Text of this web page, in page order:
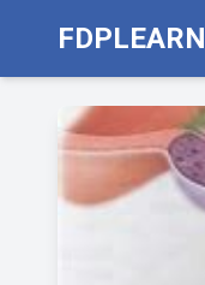
FDPLEARN